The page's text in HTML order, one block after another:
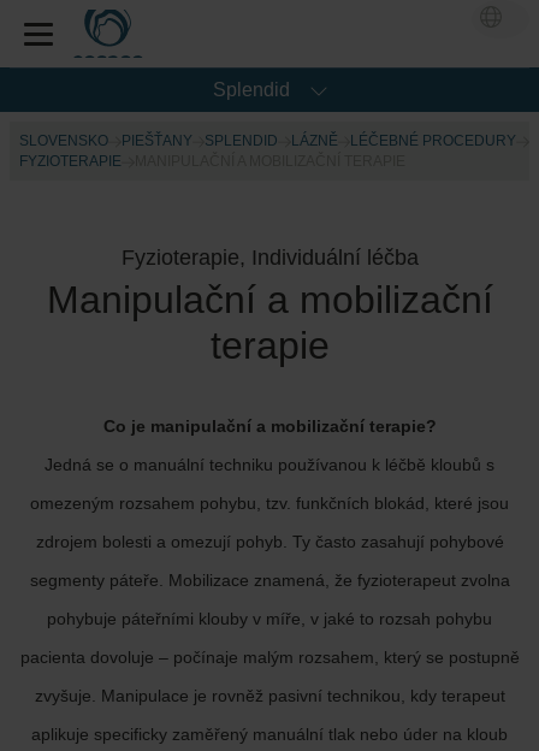
Splendid
SLOVENSKO PIEŠŤANY SPLENDID LÁZNĚ
LÉČEBNÉ PROCEDURY
FYZIOTERAPIE
Fyzioterapie, Individuální léčba
Manipulační a mobilizační
terapie
Co je manipulační a mobilizační terapie?
Jedná se o manuální techniku používanou k léčbě kloubů s
omezeným rozsahem pohybu, tzv. funkčních blokád, které jsou
zdrojem bolesti a omezují pohyb. Ty často zasahují pohybové
segmenty páteře. Mobilizace znamená, že fyzioterapeut zvolna
pohybuje páteřními klouby v míře, v jaké to rozsah pohybu
pacienta dovoluje – počínaje malým rozsahem, který se postupně
zvyšuje. Manipulace je rovněž pasivní technikou, kdy terapeut
aplikuje specificky zaměřený manuální tlak nebo úder na kloub